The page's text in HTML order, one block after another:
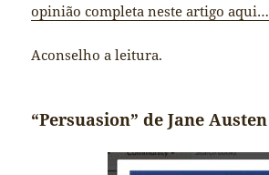
opinião completa neste artigo aqui…
Aconselho a leitura.
“Persuasion” de Jane Austen